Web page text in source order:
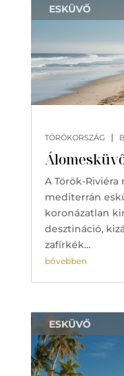
TÖRÖKORSZÁG |
ESKÜVŐ
A Török-
mediterrán
koronázatlan
desztináció,
zafírkék…
bővebben
ESKÜVŐ